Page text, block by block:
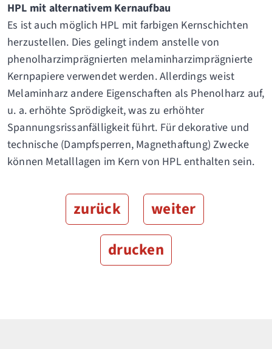
HPL mit alternativem Kernaufbau
Es ist auch möglich HPL mit farbigen Kernschichten
herzustellen. Dies gelingt indem anstelle von
phenolharzimprägnierten melaminharzimprägnierte
Kernpapiere verwendet werden. Allerdings weist
Melaminharz andere Eigenschaften als Phenolharz auf,
u. a. erhöhte Sprödigkeit, was zu erhöhter
Spannungsrissanfälligkeit führt. Für dekorative und
technische (Dampfsperren, Magnethaftung) Zwecke
können Metalllagen im Kern von HPL enthalten sein.
zurück
weiter
drucken